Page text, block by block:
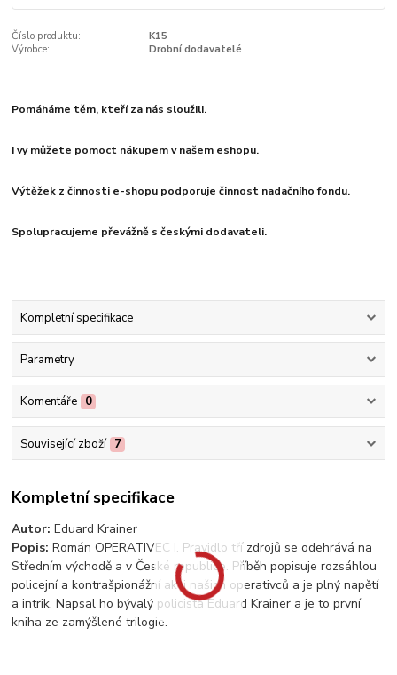
Číslo produktu:
K15
Výrobce:
Drobní dodavatelé
Pomáháme těm, kteří za nás sloužili.
I vy můžete pomoct nákupem v našem eshopu.
Výtěžek z činnosti e-shopu podporuje činnost nadačního fondu.
Spolupracujeme převážně s českými dodavateli.
Kompletní specifikace
Parametry
Komentáře 0
Související zboží 7
Kompletní specifikace
Autor: Eduard Krainer
Popis: Román OPERATIVEC I. Pravidlo tří zdrojů se odehrává na
Středním východě a v České republice. Příběh popisuje rozsáhlou
policejní a kontrašpionážní akci našich operativců a je plný napětí
a intrik. Napsal ho bývalý policista Eduard Krainer a je to první
kniha ze zamýšlené trilogie.